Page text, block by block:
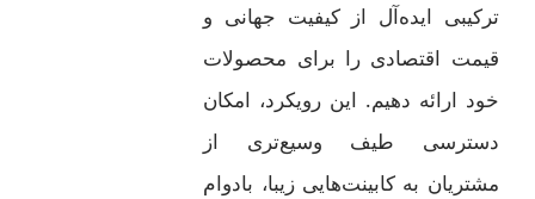
ترکیبی ایده‌آل از کیفیت جهانی و
قیمت اقتصادی را برای محصولات
خود ارائه دهیم. این رویکرد، امکان
دسترسی طیف وسیع‌تری از
مشتریان به کابینت‌هایی زیبا، بادوام